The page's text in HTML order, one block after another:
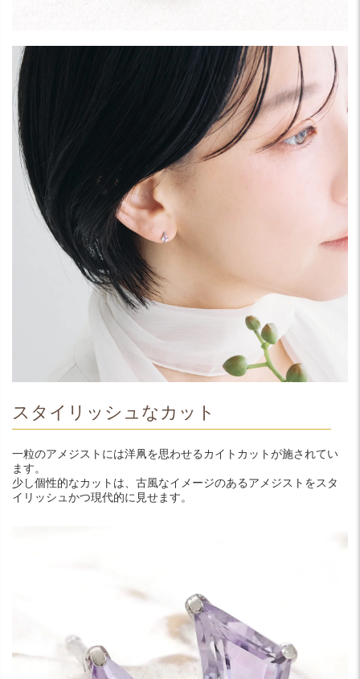
スタイリッシュなカット
一粒のアメジストには洋凧を思わせるカイトカットが施されてい
ます。
少し個性的なカットは、古風なイメージのあるアメジストをスタ
イリッシュかつ現代的に見せます。